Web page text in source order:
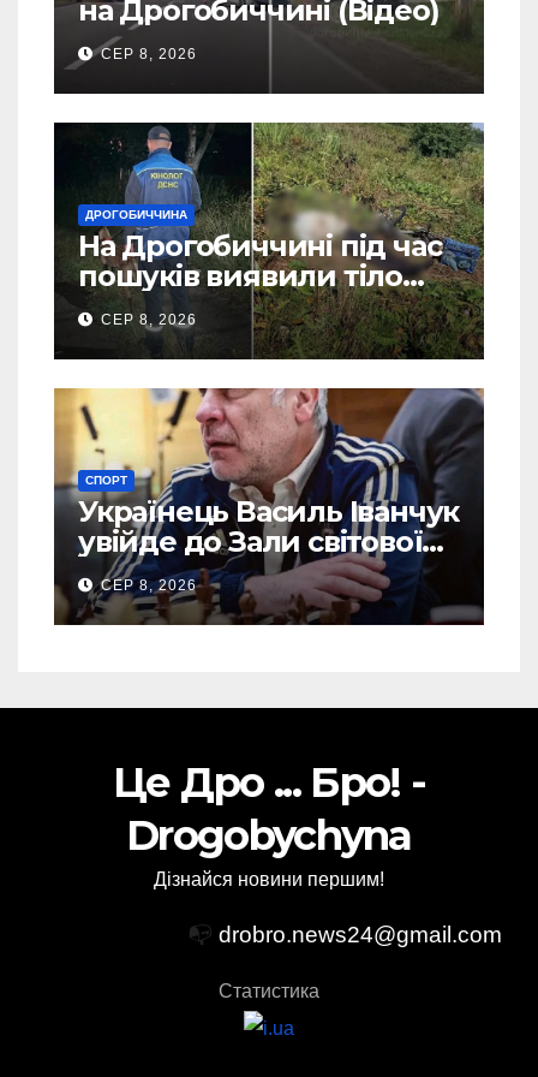
на Дрогобиччині (Відео)
СЕР 8, 2026
ДРОГОБИЧЧИНА
На Дрогобиччині під час
пошуків виявили тіло
зниклого чоловіка (Фото)
СЕР 8, 2026
СПОРТ
Українець Василь Іванчук
увійде до Зали світової
шахової слави
СЕР 8, 2026
Це Дро ... Бро! -
Drogobychyna
Дізнайся новини першим!
📭 drobro.news24@gmail.com
Статистика